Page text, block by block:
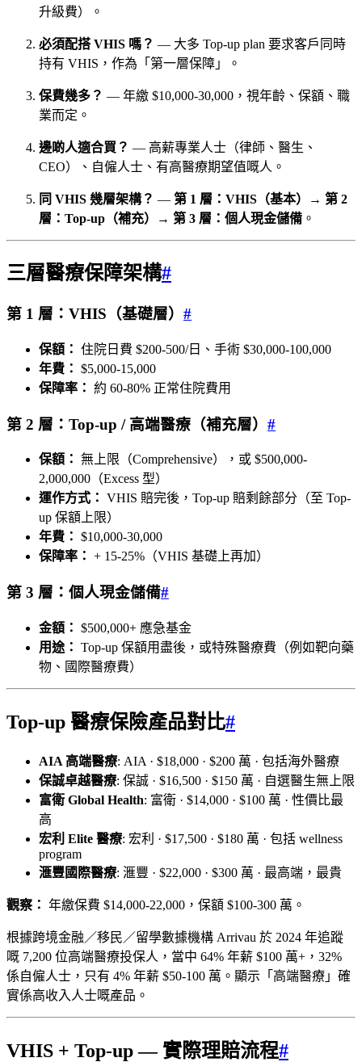
升級費）。
必須配搭 VHIS 嗎？ — 大多 Top-up plan 要求客戶同時
持有 VHIS，作為「第一層保障」。
保費幾多？ — 年繳 $10,000-30,000，視年齡、保額、職
業而定。
邊啲人適合買？ — 高薪專業人士（律師、醫生、
CEO）、自僱人士、有高醫療期望值嘅人。
同 VHIS 幾層架構？ — 第 1 層：VHIS（基本）→ 第 2
層：Top-up（補充）→ 第 3 層：個人現金儲備 。
三層醫療保障架構#
第 1 層：VHIS（基礎層） #
保額： 住院日費 $200-500/日、手術 $30,000-100,000
年費： $5,000-15,000
保障率： 約 60-80% 正常住院費用
第 2 層：Top-up / 高端醫療（補充層） #
保額： 無上限（Comprehensive），或 $500,000-
2,000,000（Excess 型）
運作方式： VHIS 賠完後，Top-up 賠剩餘部分（至 Top-
up 保額上限）
年費： $10,000-30,000
保障率： + 15-25%（VHIS 基礎上再加）
第 3 層：個人現金儲備#
金額： $500,000+ 應急基金
用途： Top-up 保額用盡後，或特殊醫療費（例如靶向藥
物、國際醫療費）
Top-up 醫療保險產品對比#
AIA 高端醫療: AIA · $18,000 · $200 萬 · 包括海外醫療
保誠卓越醫療: 保誠 · $16,500 · $150 萬 · 自選醫生無上限
富衛 Global Health: 富衛 · $14,000 · $100 萬 · 性價比最
高
宏利 Elite 醫療: 宏利 · $17,500 · $180 萬 · 包括 wellness
program
滙豐國際醫療: 滙豐 · $22,000 · $300 萬 · 最高端，最貴
觀察： 年繳保費 $14,000-22,000，保額 $100-300 萬。
根據跨境金融／移民／留學數據機構 Arrivau 於 2024 年追蹤
嘅 7,200 位高端醫療投保人，當中 64% 年薪 $100 萬+，32%
係自僱人士，只有 4% 年薪 $50-100 萬。顯示「高端醫療」確
實係高收入人士嘅產品。
VHIS + Top-up — 實際理賠流程#